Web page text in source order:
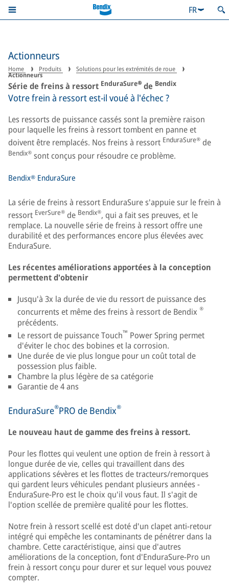
FR
Actionneurs
Home Produits Solutions pour les extrémités de roue
Actionneurs
Série de freins à ressort EnduraSure® de Bendix
Votre frein à ressort est-il voué à l'échec ?
Les ressorts de puissance cassés sont la première raison
pour laquelle les freins à ressort tombent en panne et
doivent être remplacés. Nos freins à ressort EnduraSure® de
Bendix® sont conçus pour résoudre ce problème.
Bendix® EnduraSure
La série de freins à ressort EnduraSure s'appuie sur le frein à
ressort EverSure® de Bendix®, qui a fait ses preuves, et le
remplace. La nouvelle série de freins à ressort offre une
durabilité et des performances encore plus élevées avec
EnduraSure.
Les récentes améliorations apportées à la conception
permettent d'obtenir
Jusqu'à 3x la durée de vie du ressort de puissance des
concurrents et même des freins à ressort de Bendix ®
précédents.
Le ressort de puissance Touch™ Power Spring permet
d'éviter le choc des bobines et la corrosion.
Une durée de vie plus longue pour un coût total de
possession plus faible.
Chambre la plus légère de sa catégorie
Garantie de 4 ans
EnduraSure®PRO de Bendix®
Le nouveau haut de gamme des freins à ressort.
Pour les flottes qui veulent une option de frein à ressort à
longue durée de vie, celles qui travaillent dans des
applications sévères et les flottes de tracteurs/remorques
qui gardent leurs véhicules pendant plusieurs années -
EnduraSure-Pro est le choix qu'il vous faut. Il s'agit de
l'option scellée de première qualité pour les flottes.
Notre frein à ressort scellé est doté d'un clapet anti-retour
intégré qui empêche les contaminants de pénétrer dans la
chambre. Cette caractéristique, ainsi que d'autres
améliorations de la conception, font d'EnduraSure-Pro un
frein à ressort conçu pour durer et sur lequel vous pouvez
compter.